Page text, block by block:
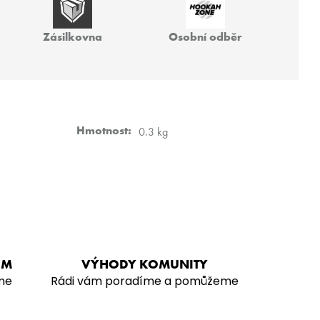
Zásilkovna Osobní odběr
Hmotnost: 0.3 kg
VÝHODY KOMUNITY
Rádi vám poradíme a pomůžeme